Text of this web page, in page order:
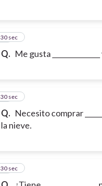
Q. Me gusta
11
30 sec
Q. Necesito comprar
la nieve.
12
30 sec
13
30 sec